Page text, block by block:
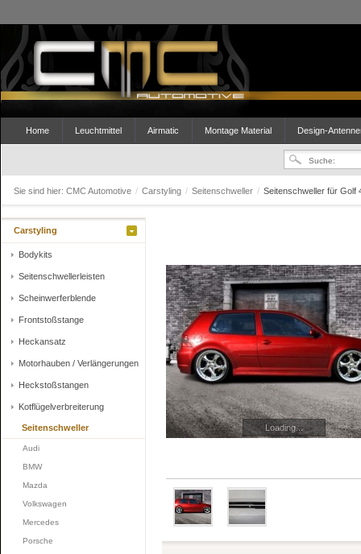
Home Leuchtmittel Airmatic Montage Material Design-
Sie sind hier: CMC Automotive / Carstyling / Seitenschweller / Seitenschweller für Golf
Carstyling
Bodykits
Seitenschwellerleisten
Scheinwerferblende
Frontstoßstange
Heckansatz
Motorhauben / Verlängerungen
Heckstoßstangen
Kotflügelverbreiterung
Seitenschweller
Audi
BMW
Mazda
Volkswagen
Mercedes
Porsche
Loading...